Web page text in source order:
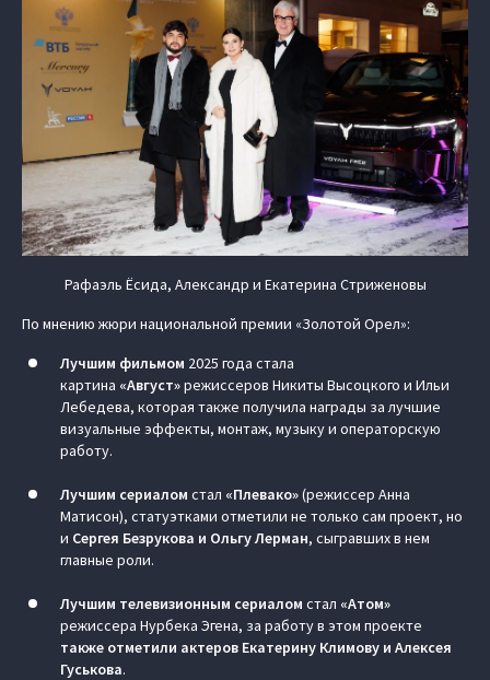
Рафаэль Ёсида, Александр и Екатерина Стриженовы
По мнению жюри национальной премии «Золотой Орел»:
Лучшим фильмом 2025 года стала
картина «Август»режиссеров Никиты Высоцкого и Ильи
Лебедева, которая также получила награды за лучшие
визуальные эффекты, монтаж, музыку и операторскую
работу.
Лучшим сериалом стал «Плевако»(режиссер Анна
Матисон), статуэтками отметили не только сам проект, но
и Сергея Безрукова и Ольгу Лерман, сыгравших в нем
главные роли.
Лучшим телевизионным сериалом стал «Атом»
режиссера Нурбека Эгена, за работу в этом проекте
также отметили актеров Екатерину Климову и Алексея
Гуськова.